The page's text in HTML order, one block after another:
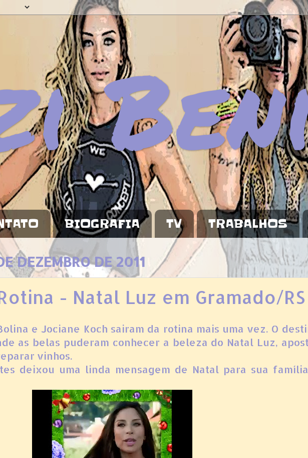
BIOGRAFIA TV TRABALHOS
DEZEMBRO DE 2011
- Natal Luz em Gramado/RS
e Jociane Koch sairam da rotina mais uma vez. O
as belas puderam conhecer a beleza do Natal Luz,
vinhos.
deixou uma linda mensagem de Natal para sua